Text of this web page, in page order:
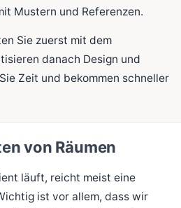
Mustern und Referenzen.
Sie zuerst mit dem
danach Design und
Zeit und bekommen schneller
von Räumen
läuft, reicht meist eine
ist vor allem, dass wir